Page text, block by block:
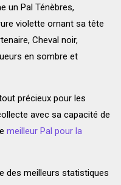
un Pal Ténèbres,
violette ornant sa tête
Cheval noir,
en sombre et
précieux pour les
avec sa capacité de
meilleur Pal pour la
des meilleurs statistiques